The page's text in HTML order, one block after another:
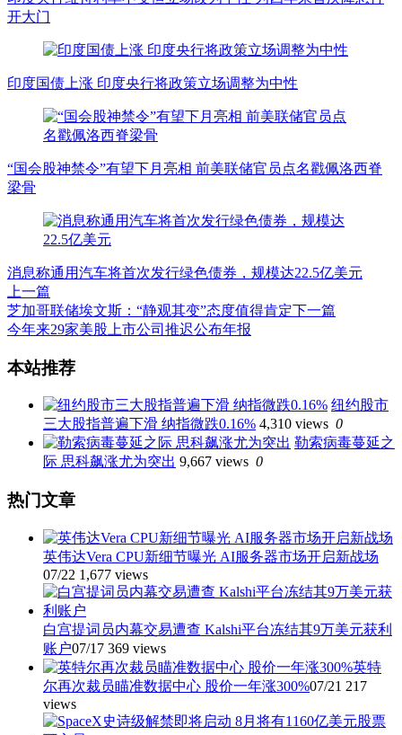
开大门
印度国债上涨 印度央行将政策立场调整为中性
“国会股神禁令”有望下月亮相 前美联储官员点名戳佩洛西脊
梁骨
消息称通用汽车将首次发行绿色债券，规模达22.5亿美元
上一篇
芝加哥联储埃文斯：“静观其变”态度值得肯定下一篇
今年来29家美股上市公司推迟公布年报
文
章
本站推荐
纽约股市
三大股指普遍下滑 纳指微跌0.16% 4,310 views 0
勒索病毒蔓延之
际 思科飙涨尤为突出 9,667 views 0
热门文章
英伟达Vera CPU新细节曝光 AI服务器市场开启新战场
07/22 1,677 views
白宫提词员内幕交易遭查 Kalshi平台冻结其9万美元获利
账户07/17 369 views
英特
尔再次裁员瞄准数据中心 股价一年涨300%07/21 217
views